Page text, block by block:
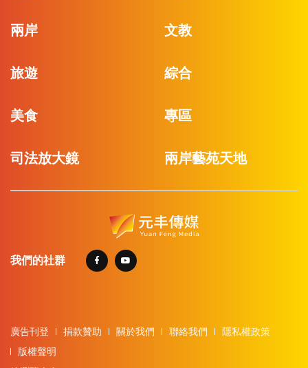
兩岸 文教
旅遊 綜合
美食 專區
司法放大鏡 兩岸藝苑天地
我們的社群
廣告刊登 捐款贊助 關於我們 聯絡我們
隱私權政策
版權聲明